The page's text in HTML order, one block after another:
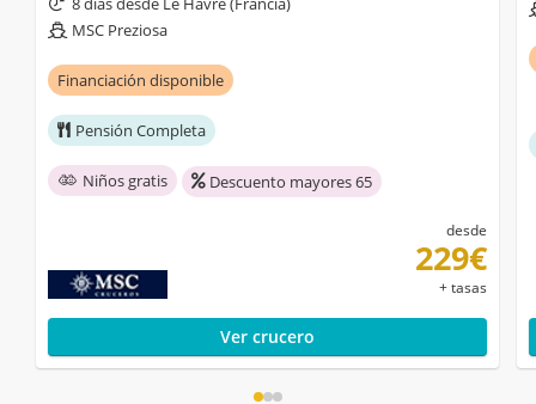
MSC Preziosa
Financiación disponible
Pensión Completa
Niños gratis Descuento mayores 65
desde
229€
+ tasas
Ver crucero